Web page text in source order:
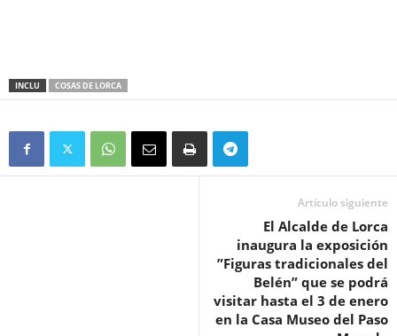
INCLU COSAS DE LORCA
Artículo siguiente
El Alcalde de Lorca
inaugura la exposición
”Figuras tradicionales del
Belén” que se podrá
visitar hasta el 3 de enero
en la Casa Museo del Paso